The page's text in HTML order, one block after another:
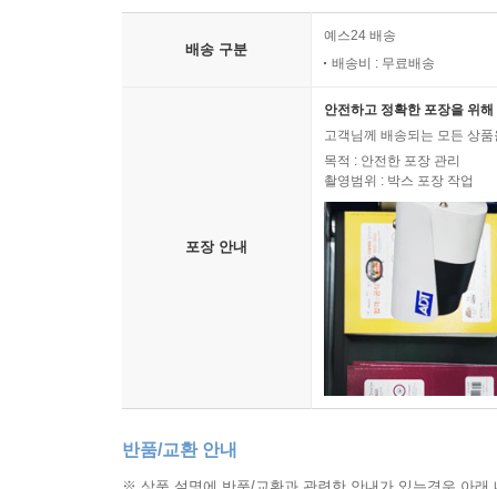
배송 구분
예스24 배송
배송비 : 무료배송
포장 안내
안전하고 정확한 포장을 위
고객님께 배송되는 모든 상
목적 : 안전한 포장 관리
촬영범위 : 박스 포장 작업
반품/교환 안내